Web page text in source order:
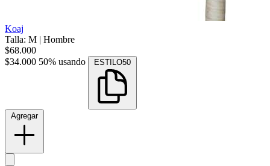
Koaj
Talla: M | Hombre
$68.000
$34.000 50% usando ESTILO50
Agregar